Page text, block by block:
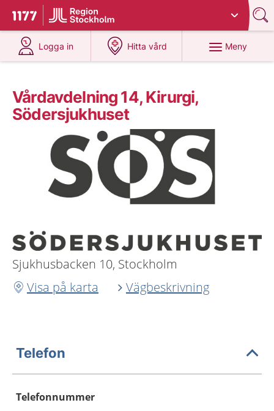
Till startsidan för 1177
Du har valt region
Logga in
på 1177.se
Hitta vård
på 1177.se
Meny
Vårdavdelning 14, Kirurgi,
Södersjukhuset
Sjukhusbacken 10, Stockholm
Visa på karta
Vägbeskrivning
Telefon
Telefonnummer